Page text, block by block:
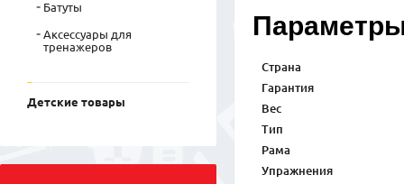
Страна
Гарантия
Вес
Тип
Рама
Упражнения
Батуты
Аксессуары для
тренажеров
Детские товары